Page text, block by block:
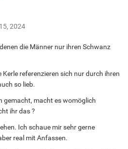
2024
die Männer nur ihren Schwanz
Kerle referenzieren sich nur durch ihren
so lieb.
gemacht, macht es womöglich
ihr das ?
Ich schaue mir sehr gerne
real mit Anfassen.